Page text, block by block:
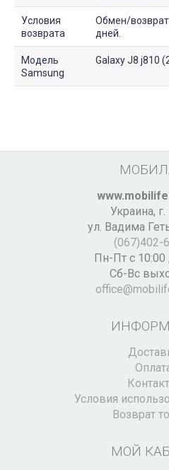
Условия
возврата
Обмен/возврат
дней.
Модель
Samsung
Galaxy J8 j810
Украина,
ул. Вадима
(067)402-
Пн-Пт с 10:00
Сб-Вс
Условия
Возврат
МОЙ